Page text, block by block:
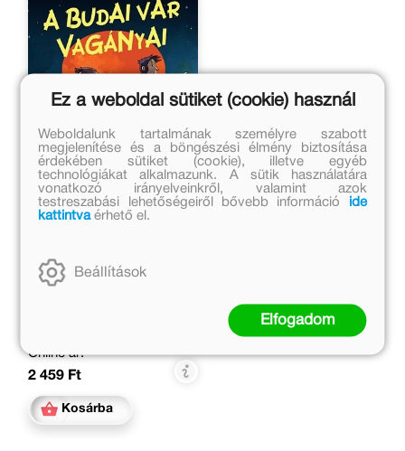
Monica Porter
Online ár:
2 459 Ft
Kosárba
Ez a weboldal sütiket (cookie) használ
Weboldalunk tartalmának személyre szabott
megjelenítése és a böngészési élmény biztosítása
érdekében sütiket (cookie), illetve egyéb
technológiákat alkalmazunk. A sütik használatára
vonatkozó irányelveinkről, valamint azok
testreszabási lehetőségeiről bővebb információ
ide
kattintvaérhető el.
Beállítások
Elfogadom